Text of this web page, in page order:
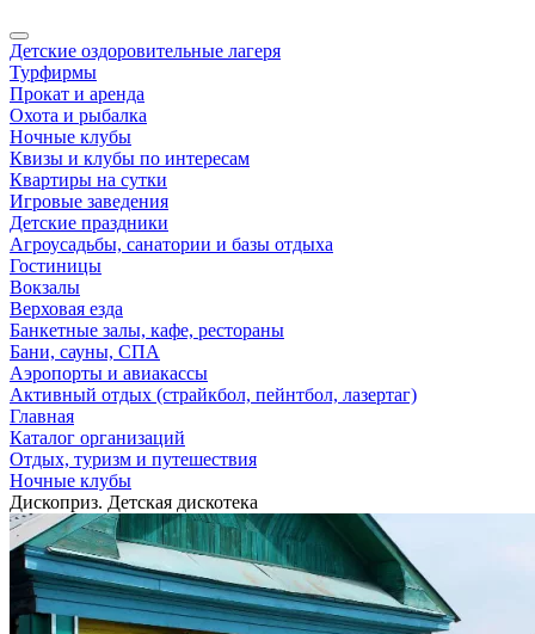
Детские оздоровительные лагеря
Турфирмы
Прокат и аренда
Охота и рыбалка
Ночные клубы
Квизы и клубы по интересам
Квартиры на сутки
Игровые заведения
Детские праздники
Агроусадьбы, санатории и базы отдыха
Гостиницы
Вокзалы
Верховая езда
Банкетные залы, кафе, рестораны
Бани, сауны, СПА
Аэропорты и авиакассы
Активный отдых (страйкбол, пейнтбол, лазертаг)
Главная
Каталог организаций
Отдых, туризм и путешествия
Ночные клубы
Дископриз. Детская дискотека